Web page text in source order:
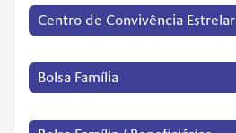
Centro de Convivência Estrelar
Bolsa Família